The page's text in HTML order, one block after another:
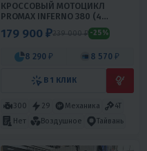
КРОССОВЫЙ МОТОЦИКЛ
PROMAX INFERNO 380 (4
VALVES, 5 GEARS)
179 900 ₽239 000 ₽ -25%
8 290 ₽ 8 570 ₽
В 1 КЛИК
300 29 Механика
4T
Нет
Воздушное Тайвань